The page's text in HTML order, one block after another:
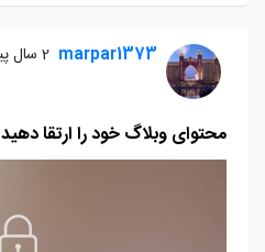
marpar1373 2 سال پیش
محتوای وبلاگ خود را ارتقا دهید